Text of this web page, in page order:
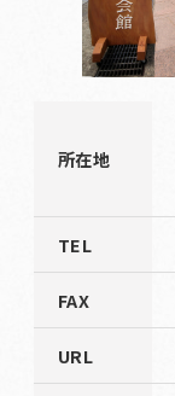
所在地
TEL
FAX
URL